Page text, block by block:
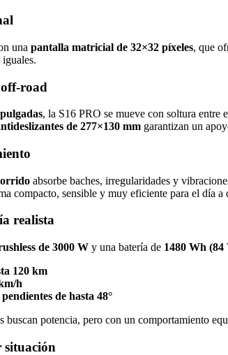
una pantalla matricial de 32×32 píxeles, que
road
, la S16 PRO se mueve con soltura entre
de 277×130 mm garantizan un
absorbe baches, irregularidades y
compacto, sensible y muy eficiente para el día a
realista
de 3000 W y una batería de 1480 Wh (84
120 km
h
de hasta 48°
buscan potencia, pero con un comportamiento